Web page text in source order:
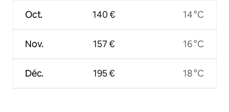
Oct.
Nov.
Déc.
140 €
157 €
195 €
14 °C
16 °C
18 °C